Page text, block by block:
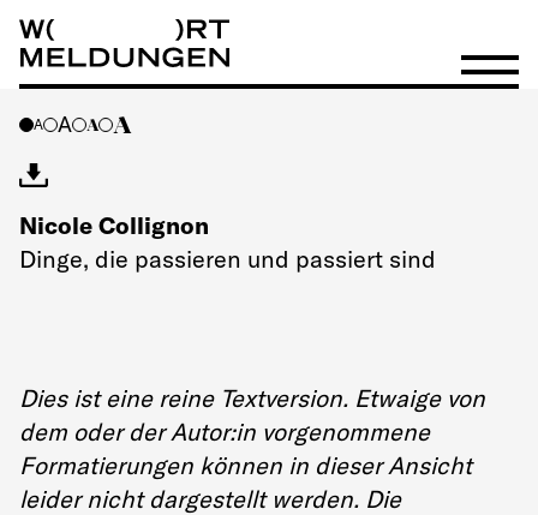
Wortmeldungen
A A A A
Nicole Collignon
Dinge, die passieren und passiert sind
Dies ist eine reine Textversion. Etwaige von
dem oder der Autor:in vorgenommene
Formatierungen können in dieser Ansicht
leider nicht dargestellt werden. Die